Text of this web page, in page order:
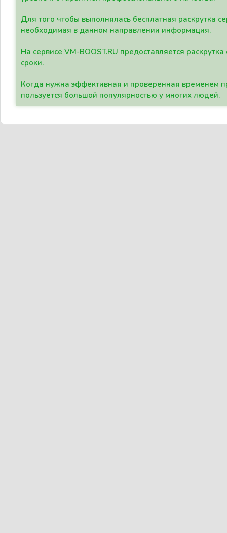
Для того чтобы выполнялась бесплатная раскрутка
необходимая в данном направлении информация.
На сервисе VM-BOOST.RU предоставляется
сроки.
Когда нужна эффективная и проверенная временем
пользуется большой популярностью у многих людей.